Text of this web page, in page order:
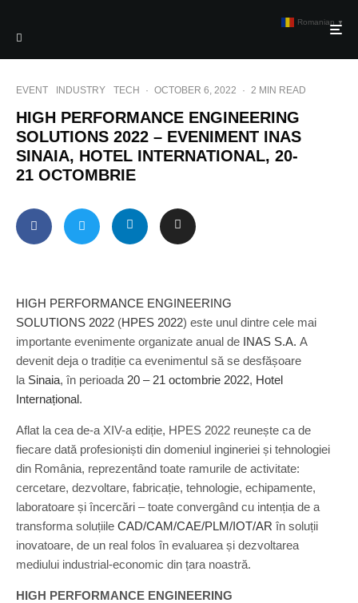
EVENT INDUSTRY TECH · OCTOBER 6, 2022 · 2 MIN READ
HIGH PERFORMANCE ENGINEERING
SOLUTIONS 2022 – EVENIMENT INAS
SINAIA, HOTEL INTERNATIONAL, 20-
21 OCTOMBRIE
HIGH PERFORMANCE ENGINEERING
SOLUTIONS 2022 (HPES 2022) este unul dintre cele mai
importante evenimente organizate anual de INAS S.A. A
devenit deja o tradiție ca evenimentul să se desfășoare
la Sinaia, în perioada 20 – 21 octombrie 2022, Hotel
Internațional.
Aflat la cea de-a XIV-a ediție, HPES 2022 reunește ca de
fiecare dată profesioniști din domeniul ingineriei și tehnologiei
din România, reprezentând toate ramurile de activitate:
cercetare, dezvoltare, fabricație, tehnologie, echipamente,
laboratoare și încercări – toate convergând cu intenția de a
transforma soluțiile CAD/CAM/CAE/PLM/IOT/AR în soluții
inovatoare, de un real folos în evaluarea și dezvoltarea
mediului industrial-economic din țara noastră.
HIGH PERFORMANCE ENGINEERING
Romanian ▼